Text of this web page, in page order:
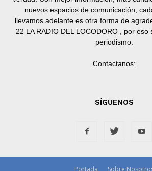
nuevos espacios de comunicación,
llevamos adelante es otra forma de
22 LA RADIO DEL LOCODORO , por eso
periodismo.
Contactanos:
SÍGUENOS
Portada Sobre